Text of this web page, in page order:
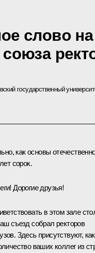
слово
государственный
как основы
сорок.
Дорогие друзья!
в этом зале
съезд собрал ректоров
Здесь присутствуют, как
ваших коллег из